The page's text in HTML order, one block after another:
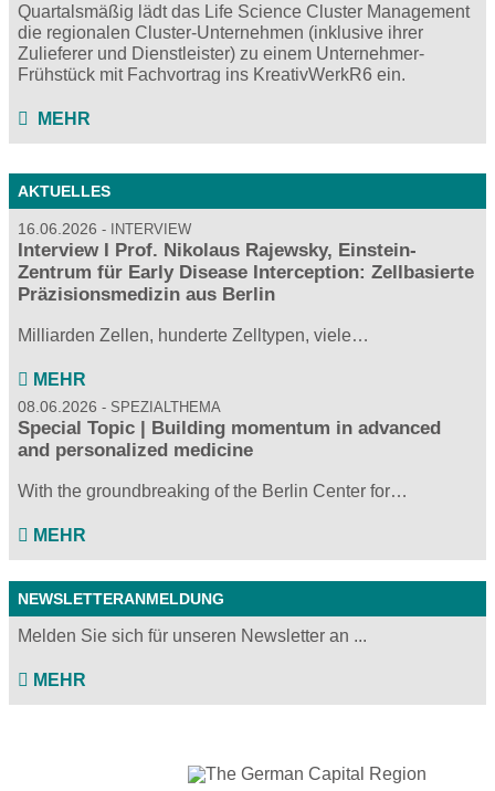
Quartalsmäßig lädt das Life Science Cluster Management
die regionalen Cluster-Unternehmen (inklusive ihrer
Zulieferer und Dienstleister) zu einem Unternehmer-
Frühstück mit Fachvortrag ins KreativWerkR6 ein.
MEHR
AKTUELLES
16.06.2026 INTERVIEW
Interview I Prof. Nikolaus Rajewsky, Einstein-
Zentrum für Early Disease Interception: Zellbasierte
Präzisionsmedizin aus Berlin
Milliarden Zellen, hunderte Zelltypen, viele…
MEHR
08.06.2026 SPEZIALTHEMA
Special Topic | Building momentum in advanced
and personalized medicine
With the groundbreaking of the Berlin Center for…
MEHR
NEWSLETTERANMELDUNG
Melden Sie sich für unseren Newsletter an ...
MEHR